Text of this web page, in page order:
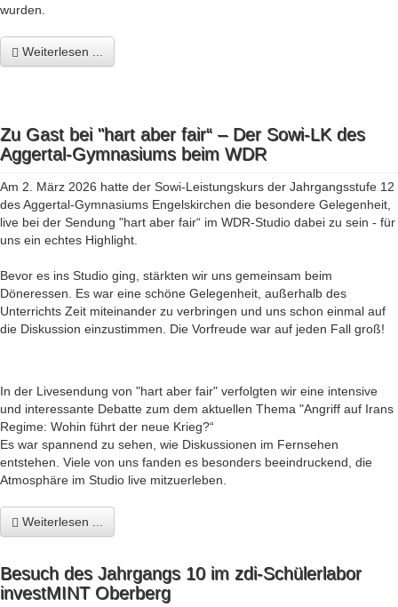
wurden.
Weiterlesen ...
Zu Gast bei "hart aber fair“ – Der Sowi-LK des
Aggertal-Gymnasiums beim WDR
Am 2. März 2026 hatte der Sowi-Leistungskurs der Jahrgangsstufe 12
des Aggertal-Gymnasiums Engelskirchen die besondere Gelegenheit,
live bei der Sendung "hart aber fair“ im WDR-Studio dabei zu sein - für
uns ein echtes Highlight.
Bevor es ins Studio ging, stärkten wir uns gemeinsam beim
Döneressen. Es war eine schöne Gelegenheit, außerhalb des
Unterrichts Zeit miteinander zu verbringen und uns schon einmal auf
die Diskussion einzustimmen. Die Vorfreude war auf jeden Fall groß!
In der Livesendung von "hart aber fair" verfolgten wir eine intensive
und interessante Debatte zum dem aktuellen Thema "Angriff auf Irans
Regime: Wohin führt der neue Krieg?“
Es war spannend zu sehen, wie Diskussionen im Fernsehen
entstehen. Viele von uns fanden es besonders beeindruckend, die
Atmosphäre im Studio live mitzuerleben.
Weiterlesen ...
Besuch des Jahrgangs 10 im zdi-Schülerlabor
investMINT Oberberg